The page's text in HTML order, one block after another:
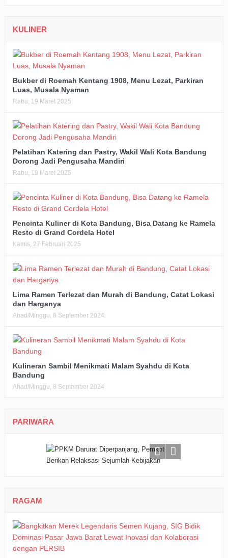
KULINER
Bukber di Roemah Kentang 1908, Menu Lezat, Parkiran
Luas, Musala Nyaman
Rabu, 19 Maret 2025
Pelatihan Katering dan Pastry, Wakil Wali Kota Bandung
Dorong Jadi Pengusaha Mandiri
Rabu, 19 Maret 2025
Pencinta Kuliner di Kota Bandung, Bisa Datang ke Ramela
Resto di Grand Cordela Hotel
Kamis, 27 Februari 2025
Lima Ramen Terlezat dan Murah di Bandung, Catat Lokasi
dan Harganya
Ahad/Minggu, 8 September 2024
Kulineran Sambil Menikmati Malam Syahdu di Kota
Bandung
Ahad/Minggu, 8 September 2024
PARIWARA
RAGAM